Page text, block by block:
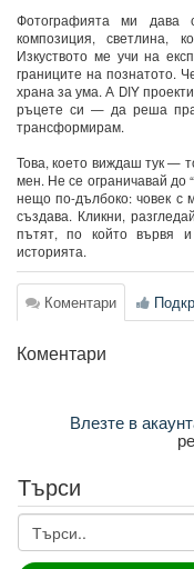
Фотографията ми дава
композиция, светлина,
Изкуството ме учи на
границите на познатото.
храна за ума. А DIY
ръцете си — да реша
трансформирам.
Това, което виждаш тук —
мен. Не се ограничавай до
нещо по-дълбоко: човек с
създава. Кликни,
пътят, по който вървя
историята.
Коментари
Коментари
Влезте в
Търси